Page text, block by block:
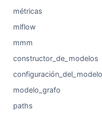
métricas
mlflow
mmm
constructor_de_modelos
configuración_del_modelo
modelo_grafo
paths